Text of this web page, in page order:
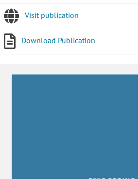
Visit publication
Download Publication